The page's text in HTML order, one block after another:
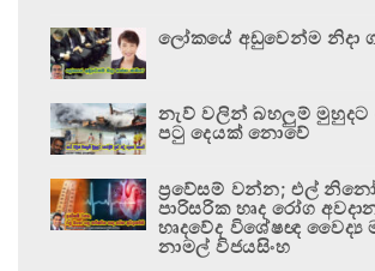
ලෝකයේ අඩුවෙන්ම නිදා
නැව් වලින් බහලුම් මුහුදට
පටු දෙයක් නොවේ
ප්‍රවේසම් වන්න; එල්
පාරිසරික හෘද රෝග
හෘදවේද විශේෂඥ වෛද්‍ය
නාමල් විජයසිංහ